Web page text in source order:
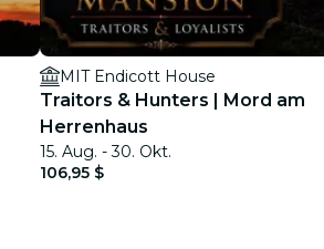
MIT Endicott House
Traitors & Hunters | Mord am
Herrenhaus
15. Aug. - 30. Okt.
106,95 $